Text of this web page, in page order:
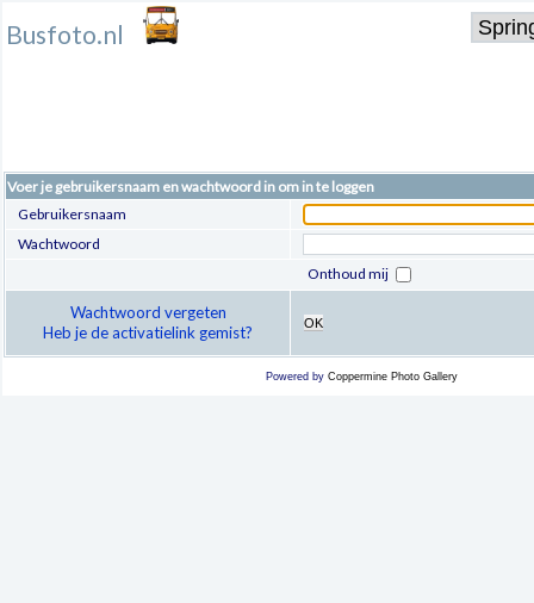
Busfoto.nl
Voer je gebruikersnaam en wachtwoord in om in te loggen
Gebruikersnaam
Wachtwoord
Onthoud mij
Wachtwoord vergeten
Heb je de activatielink gemist?
OK
Powered by Coppermine Photo Gallery